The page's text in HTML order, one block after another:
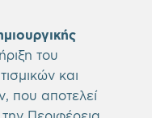
του
και
που αποτελεί